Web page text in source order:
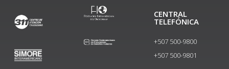
CENTRAL
TELEFÓNICA
+507 500-9800
+507 500-9801​